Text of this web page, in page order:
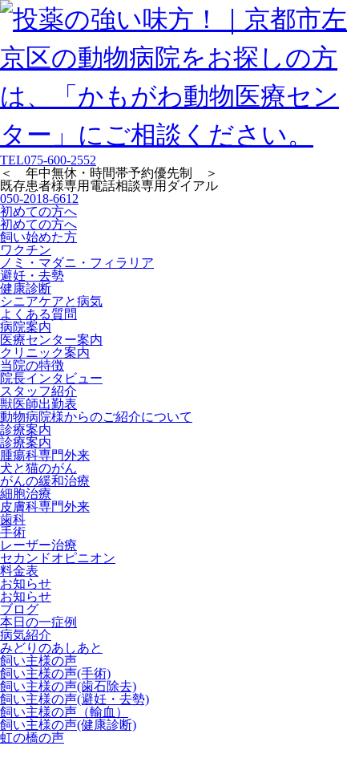
TEL075-600-2552
＜ 年中無休・時間帯予約優先制 ＞
既存患者様専用 電話相談専用ダイアル
050-2018-6612
初めての方へ
初めての方へ
飼い始めた方
ワクチン
ノミ・マダニ・フィラリア
避妊・去勢
健康診断
シニアケアと病気
よくある質問
病院案内
医療センター案内
クリニック案内
当院の特徴
院長インタビュー
スタッフ紹介
獣医師出勤表
動物病院様からのご紹介について
診療案内
診療案内
腫瘍科専門外来
犬と猫のがん
がんの緩和治療
細胞治療
皮膚科専門外来
歯科
手術
レーザー治療
セカンドオピニオン
料金表
お知らせ
お知らせ
ブログ
本日の一症例
病気紹介
みどりのあしあと
飼い主様の声
飼い主様の声(手術)
飼い主様の声(歯石除去)
飼い主様の声(避妊・去勢)
飼い主様の声（輸血）
飼い主様の声(健康診断)
虹の橋の声